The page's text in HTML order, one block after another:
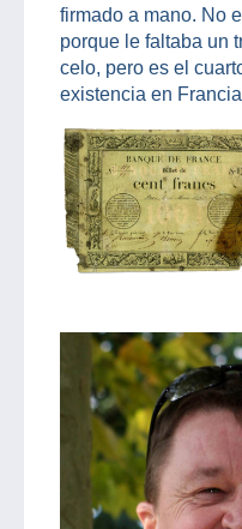
firmado a mano. No
porque le faltaba un
celo, pero es el
existencia en